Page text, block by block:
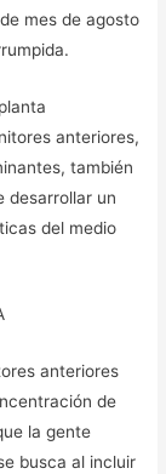
mes de agosto
anteriores,
también
desarrollar un
del medio
anteriores
de
la gente
busca al incluir